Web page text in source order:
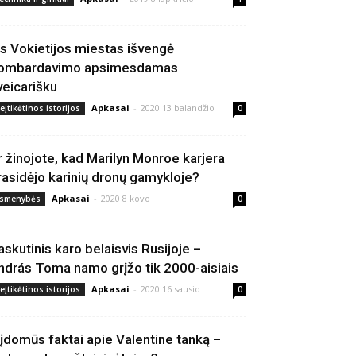
Vokietijos miestas išvengė
apsimesdamas
istorijos Apkasai - 2020 13 balandžio 0
žinojote, kad Marilyn Monroe karjera
karinių dronų gamykloje?
Apkasai - 2020 8 kovo 0
karo belaisvis Rusijoje –
Toma namo grįžo tik 2000-aisiais
istorijos Apkasai - 2020 16 sausio 0
faktai apie Valentine tanką –